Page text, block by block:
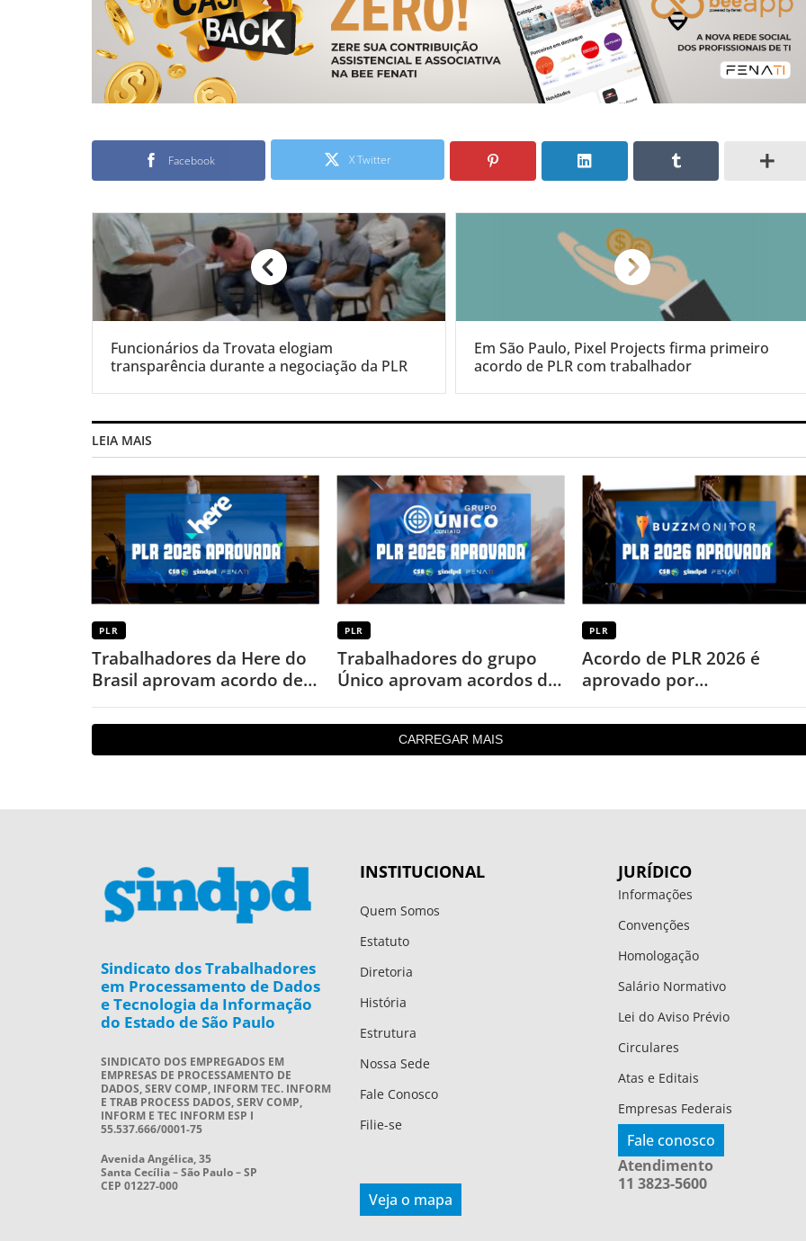
Facebook X Twitter
Funcionários da Trovata elogiam
transparência durante a negociação da PLR
Em São Paulo, Pixel Projects firma primeiro
acordo de PLR com trabalhador
LEIA MAIS
PLR
Trabalhadores da Here do
Brasil aprovam acordo de
PLR 2026
PLR
Trabalhadores do grupo
Único aprovam acordos de
PLR 2026
PLR
Acordo de PLR 2026 é
aprovado por
trabalhadores da
Buzzmonitor
CARREGAR MAIS
Sindicato dos Trabalhadores
em Processamento de Dados
e Tecnologia da Informação
do Estado de São Paulo
SINDICATO DOS EMPREGADOS EM
EMPRESAS DE PROCESSAMENTO DE
DADOS, SERV COMP, INFORM TEC. INFORM
E TRAB PROCESS DADOS, SERV COMP,
INFORM E TEC INFORM ESP I
55.537.666/0001-75
Avenida Angélica, 35
Santa Cecília – São Paulo – SP
CEP 01227-000
INSTITUCIONAL
Quem Somos
Estatuto
Diretoria
História
Estrutura
Nossa Sede
Fale Conosco
Filie-se
Veja o mapa
JURÍDICO
Informações
Convenções
Homologação
Salário Normativo
Lei do Aviso Prévio
Circulares
Atas e Editais
Empresas Federais
Fale conosco
Atendimento
11 3823-5600